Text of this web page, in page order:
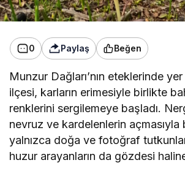
0 Paylaş Beğen
Munzur Dağları’nın eteklerinde
ilçesi, karların erimesiyle birlikte
renklerini sergilemeye başladı.
nevruz ve kardelenlerin
yalnızca doğa ve fotoğraf
huzur arayanların da gözdesi